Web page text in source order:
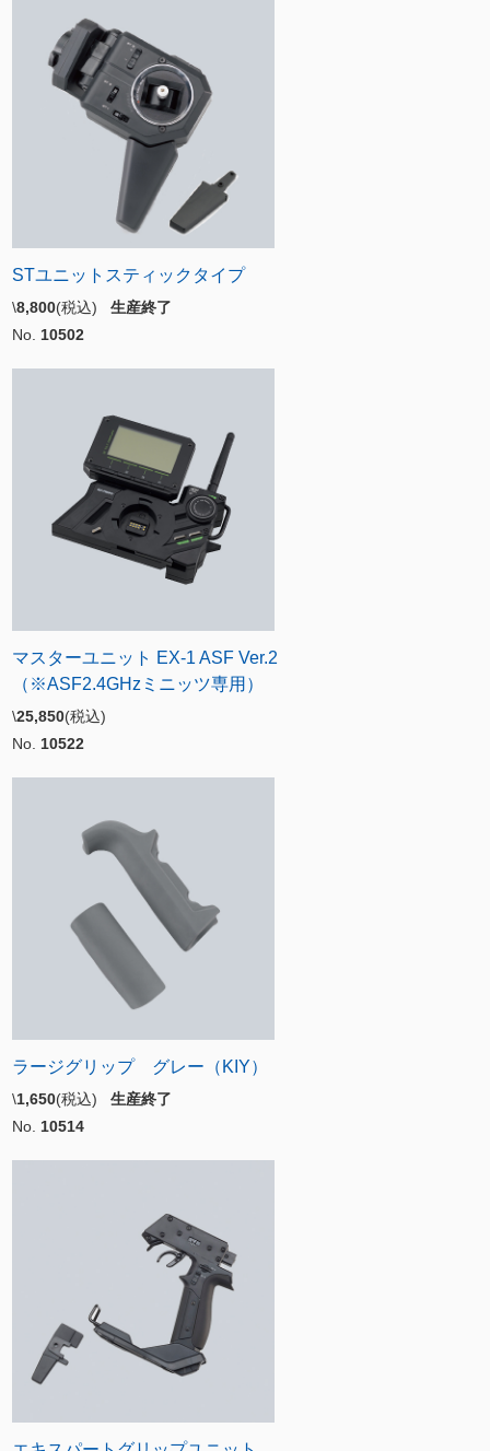
STユニットスティックタイプ
\8,800(税込) 生産終了
No. 10502
マスターユニット EX-1 ASF Ver.2
（※ASF2.4GHzミニッツ専用）
\25,850(税込)
No. 10522
ラージグリップ グレー（KIY）
\1,650(税込) 生産終了
No. 10514